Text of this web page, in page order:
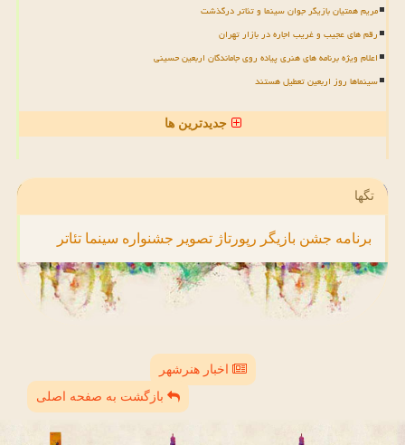
مریم همتیان بازیگر جوان سینما و تئاتر درگذشت
رقم های عجیب و غریب اجاره در بازار تهران
اعلام ویژه برنامه های هنری پیاده روی جاماندگان اربعین حسینی
سینماها روز اربعین تعطیل هستند
جدیدترین ها
تگها
برنامه جشن بازیگر رپورتاژ تصویر جشنواره سینما تئاتر
اخبار هنرشهر
بازگشت به صفحه اصلی